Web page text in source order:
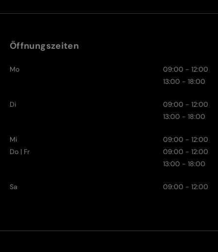
Öffnungszeiten
Mo
09:00 - 12:00
13:00 - 18:00
Di
09:00 - 12:00
13:00 - 18:00
Mi
09:00 - 12:00
Do | Fr
09:00 - 12:00
13:00 - 18:00
Sa 09:00 - 12:00